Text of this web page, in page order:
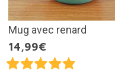
Mug avec renard
14,99€